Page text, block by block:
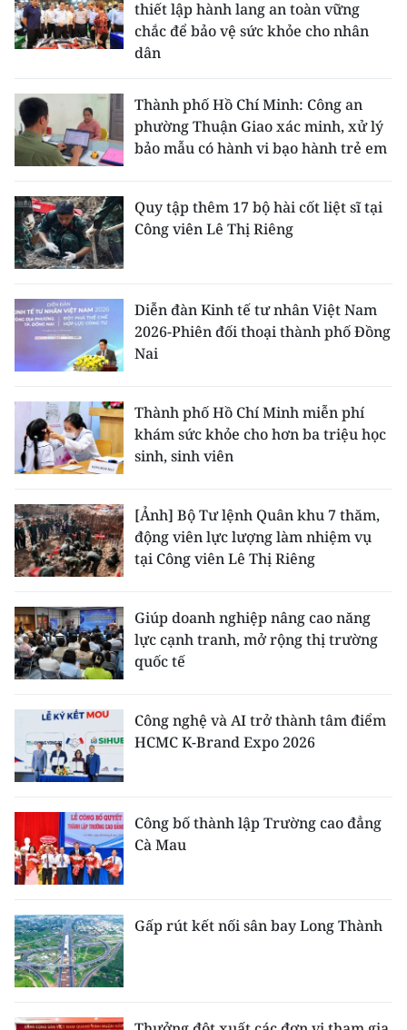
thiết lập hành lang an toàn vững
chắc để bảo vệ sức khỏe cho nhân
dân
Thành phố Hồ Chí Minh: Công an
phường Thuận Giao xác minh, xử lý
bảo mẫu có hành vi bạo hành trẻ em
Quy tập thêm 17 bộ hài cốt liệt sĩ tại
Công viên Lê Thị Riêng
Diễn đàn Kinh tế tư nhân Việt Nam
2026-Phiên đối thoại thành phố Đồng
Nai
Thành phố Hồ Chí Minh miễn phí
khám sức khỏe cho hơn ba triệu học
sinh, sinh viên
[Ảnh] Bộ Tư lệnh Quân khu 7 thăm,
động viên lực lượng làm nhiệm vụ
tại Công viên Lê Thị Riêng
Giúp doanh nghiệp nâng cao năng
lực cạnh tranh, mở rộng thị trường
quốc tế
Công nghệ và AI trở thành tâm điểm
HCMC K-Brand Expo 2026
Công bố thành lập Trường cao đẳng
Cà Mau
Gấp rút kết nối sân bay Long Thành